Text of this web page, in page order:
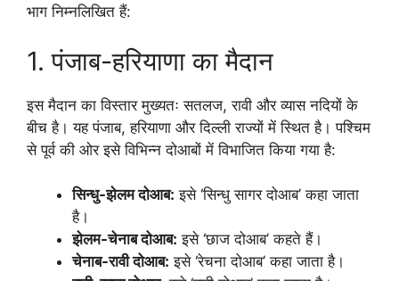
भाग निम्नलिखित हैं:
1. पंजाब-हरियाणा का मैदान
इस मैदान का विस्तार मुख्यतः सतलज, रावी और व्यास नदियों के
बीच है। यह पंजाब, हरियाणा और दिल्ली राज्यों में स्थित है। पश्चिम
से पूर्व की ओर इसे विभिन्न दोआबों में विभाजित किया गया है:
सिन्धु-झेलम दोआब: इसे ‘सिन्धु सागर दोआब’ कहा जाता
है।
झेलम-चेनाब दोआब: इसे ‘छाज दोआब’ कहते हैं।
चेनाब-रावी दोआब: इसे ‘रेचना दोआब’ कहा जाता है।